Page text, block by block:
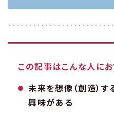
この記事はこんな人に
未来を想像（創造）
興味がある